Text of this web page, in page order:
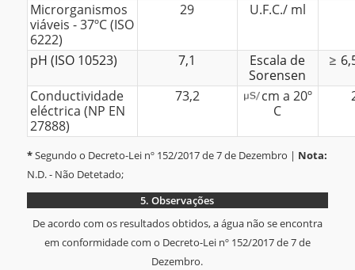
Microrganismos
viáveis - 37ºC (ISO
6222)
29 U.F.C./ ml
pH (ISO 10523) 7,1
Escala de
Sorensen
Conductividade
eléctrica (NP EN
27888)
73,2
cm a 20º
C
*Segundo o Decreto-Lei nº 152/2017 de 7 de Dezembro | Nota:
N.D. - Não Detetado;
5. Observações
De acordo com os resultados obtidos, a água não se encontra
em conformidade com o Decreto-Lei nº 152/2017 de 7 de
Dezembro.